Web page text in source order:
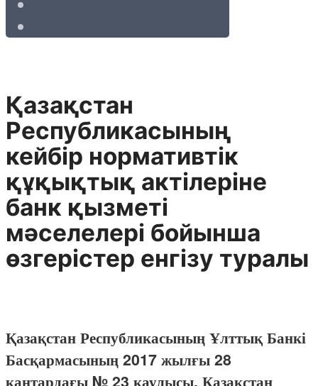
Қазақстан
Республикасының
кейбір нормативтік
құқықтық актілеріне
банк қызметі
мәселелері бойынша
өзгерістер енгізу туралы
Қазақстан Республикасының Ұлттық Банкі
Басқармасының 2017 жылғы 28
қаңтардағы № 23 қаулысы. Қазақстан